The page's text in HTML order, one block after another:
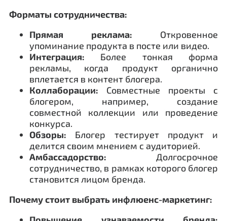
Форматы сотрудничества:
Прямая реклама: Откровенное
упоминание продукта в посте или видео.
Интеграция: Более тонкая форма
рекламы, когда продукт органично
вплетается в контент блогера.
Коллаборации: Совместные проекты с
блогером, например, создание
совместной коллекции или проведение
конкурса.
Обзоры: Блогер тестирует продукт и
делится своим мнением с аудиторией.
Амбассадорство: Долгосрочное
сотрудничество, в рамках которого блогер
становится лицом бренда.
Почему стоит выбрать инфлюенс-маркетинг: